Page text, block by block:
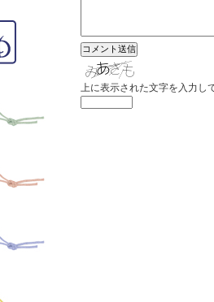
上に表示された文字を入力し